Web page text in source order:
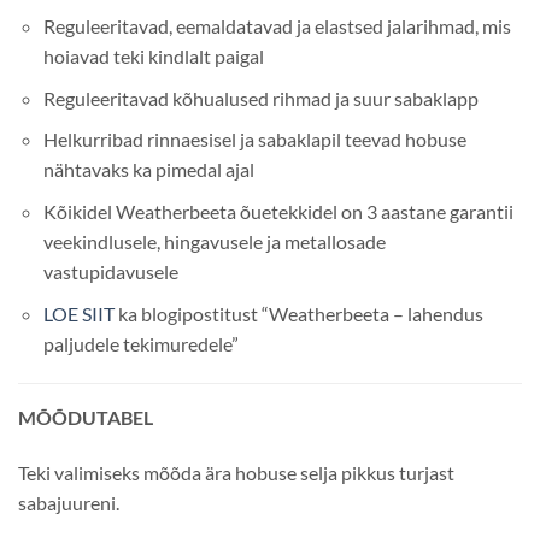
Reguleeritavad, eemaldatavad ja elastsed jalarihmad, mis
hoiavad teki kindlalt paigal
Reguleeritavad kõhualused rihmad ja suur sabaklapp
Helkurribad rinnaesisel ja sabaklapil teevad hobuse
nähtavaks ka pimedal ajal
Kõikidel Weatherbeeta õuetekkidel on 3 aastane garantii
veekindlusele, hingavusele ja metallosade
vastupidavusele
LOE SIITka blogipostitust “Weatherbeeta – lahendus
paljudele tekimuredele”
MÕÕDUTABEL
Teki valimiseks mõõda ära hobuse selja pikkus turjast
sabajuureni.